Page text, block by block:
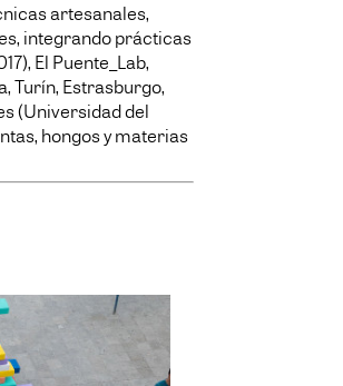
artesanales,
integrando prácticas
El Puente_Lab,
Turín, Estrasburgo,
(Universidad del
hongos y materias